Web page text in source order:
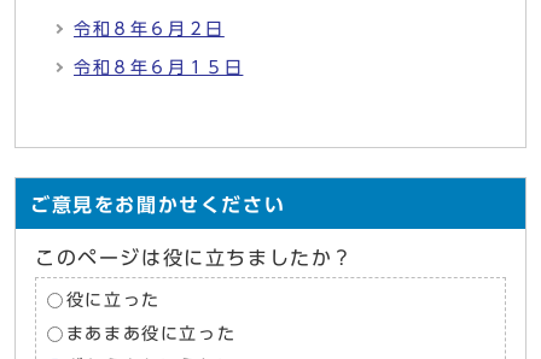
令和８年６月２日
令和８年６月１５日
ご意見をお聞かせください
このページは役に立ちましたか？
役に立った
まあまあ役に立った